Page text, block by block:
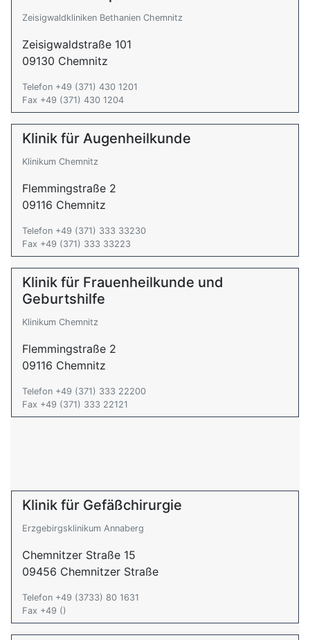
Zeisigwaldkliniken Bethanien Chemnitz
Zeisigwaldstraße 101
09130 Chemnitz
Telefon +49 (371) 430 1201
Fax +49 (371) 430 1204
Klinik für Augenheilkunde
Klinikum Chemnitz
Flemmingstraße 2
09116 Chemnitz
Telefon +49 (371) 333 33230
Fax +49 (371) 333 33223
Klinik für Frauenheilkunde und
Geburtshilfe
Klinikum Chemnitz
Flemmingstraße 2
09116 Chemnitz
Telefon +49 (371) 333 22200
Fax +49 (371) 333 22121
Klinik für Gefäßchirurgie
Erzgebirgsklinikum Annaberg
Chemnitzer Straße 15
09456 Chemnitzer Straße
Telefon +49 (3733) 80 1631
Fax +49 ()